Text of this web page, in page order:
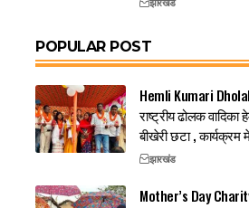
POPULAR POST
Hemli Kumari
राष्ट्रीय ढोलक वादिका
बीखेरी छटा ,
झारखंड
Mother’s Day